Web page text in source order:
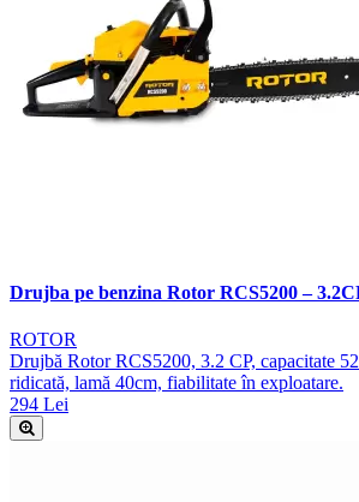
Drujba pe benzina Rotor RCS5200 –
ROTOR
Drujbă Rotor RCS5200, 3.2 CP, capacitate
ridicată, lamă 40cm, fiabilitate în exploatare.
294 Lei